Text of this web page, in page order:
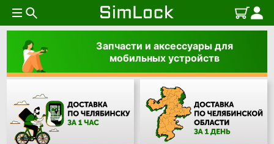
Запчасти и аксессуары для
мобильных устройств